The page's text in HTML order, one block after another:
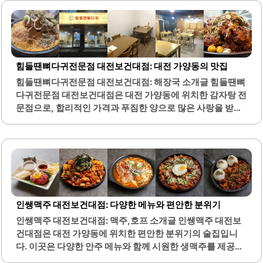
힘들땐뼈다귀전문점 대전보건대점: 대전 가양동의 맛집
힘들땐뼈다귀전문점 대전보건대점: 해장국 소개글 힘들땐뼈
다귀전문점 대전보건대점은 대전 가양동에 위치한 감자탕 전
문점으로, 합리적인 가격과 푸짐한 양으로 많은 사랑을 받고
러운 뼈와 함께 풍부한 국물 맛을 자랑하여 많은 손님들이 찾
는 인기 메뉴입니다.또한, 뼈찜은 매콤한 양념과 함께 제공되
어 매운 음식을 선호하는 분들에게 적합합니다. 고객들은 이
곳의 넉넉한 양과 맛을 높이 평가하며, 가격 대비 만족도가 매
우 높습니다. 직원들의 친절한 서비스 또한 이곳의 큰 장점 중
하나입니다.손님들은 매번 방문할 때마다 푸짐한 식사를 즐
길 수 있으며, 셀프 비빔밥과 라면사리 추가 서비스도 제공되
어 더욱 다양한 맛을 경험할 수 있습니다. 힘들땐뼈다귀전문
점은 가족 단위 손님이나..
인쌩맥주 대전보건대점: 다양한 메뉴와 편안한 분위기
인쌩맥주 대전보건대점: 맥주,호프 소개글 인쌩맥주 대전보
건대점은 대전 가양동에 위치한 편안한 분위기의 술집입니
다. 이곳은 다양한 안주 메뉴와 함께 시원한 생맥주를 제공하